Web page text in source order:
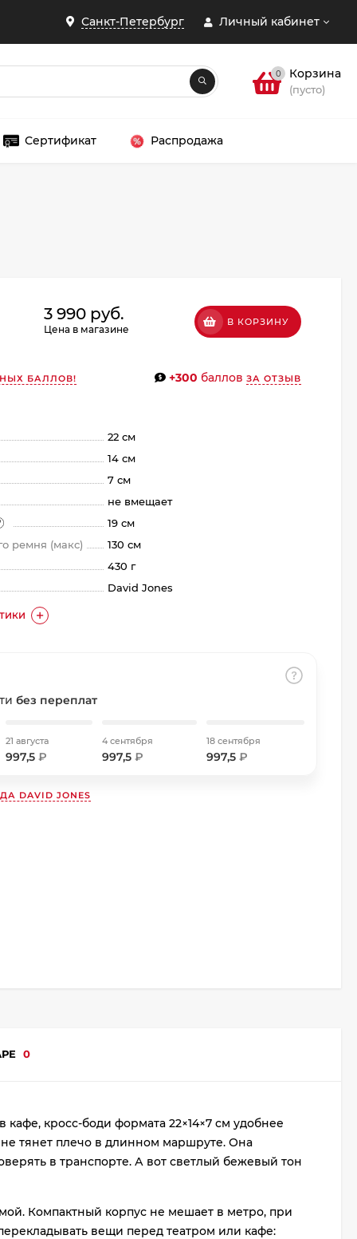
Санкт-Петербург Личный кабинет
0 Корзина
(пусто)
Сертификат Распродажа
3 990 руб.
Цена в магазине
В КОРЗИНУ
БАЛЛОВ! +300 баллов ЗА ОТЗЫВ
22 см
14 см
7 см
не вмещает
19 см
ремня (макс)
130 см
430 г
David Jones
без переплат
21 августа
997,5₽
4 сентября
997,5₽
18 сентября
997,5₽
DAVID JONES
0
кросс-боди формата 22×14×7 см удобнее
тянет плечо в длинном маршруте. Она
в транспорте. А вот светлый бежевый тон
Компактный корпус не мешает в метро, при
вещи перед театром или кафе: